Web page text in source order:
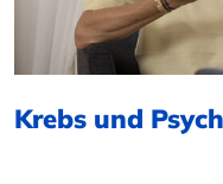
Krebs und